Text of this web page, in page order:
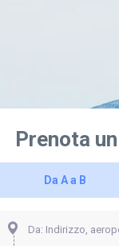
Prenota
Da A a B